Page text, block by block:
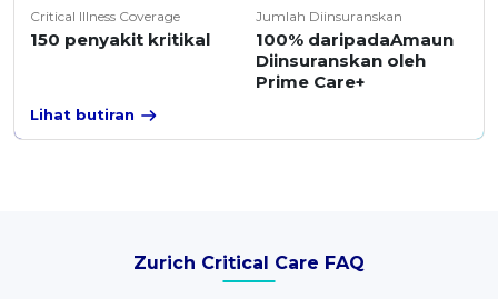
Critical Illness Coverage
150 penyakit kritikal
Jumlah Diinsuranskan
100% daripadaAmaun
Diinsuranskan oleh
Prime Care+
Lihat butiran
Zurich Critical Care FAQ